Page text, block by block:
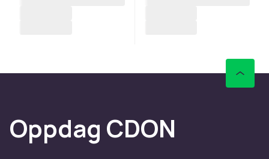
Oppdag CDON